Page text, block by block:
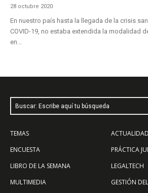
28 octubre 2020
En nuestro país hasta la llegada de la crisis
COVID-19, no estaba extendida la modalidad
en...
Buscar: Escribe aquí tu búsqueda
TEMAS
ENCUESTA
LIBRO DE LA SEMANA
MULTIMEDIA
PRÁCTICA
LEGALTECH
GESTIÓN